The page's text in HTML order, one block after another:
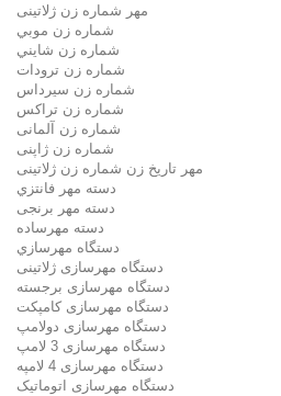
مهر شماره زن ژلاتینی
شماره زن موبي
شماره زن شايني
شماره زن ترودات
شماره زن سيرداس
شماره زن تراکس
شماره زن آلمانی
شماره زن ژاپنی
مهر تاریخ زن شماره زن ژلاتینی
دسته مهر فانتزي
دسته مهر برنجی
دسته مهرساده
دستگاه مهرسازي
دستگاه مهرسازی ژلاتینی
دستگاه مهرسازی برجسته
دستگاه مهرسازی کامپکت
دستگاه مهرسازی دولامپ
دستگاه مهرسازی 3 لامپ
دستگاه مهرسازی 4 لامپه
دستگاه مهرسازی اتوماتیک